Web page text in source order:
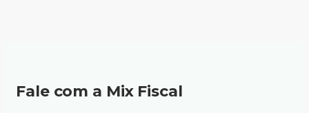
Fale com a Mix Fiscal